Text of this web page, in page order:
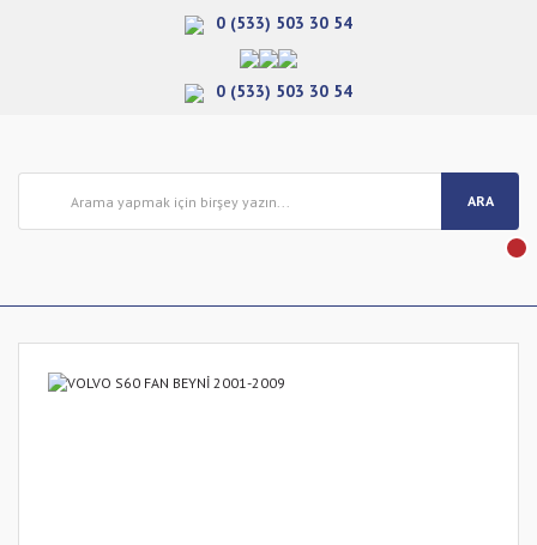
0 (533) 503 30 54
0 (533) 503 30 54
ARA